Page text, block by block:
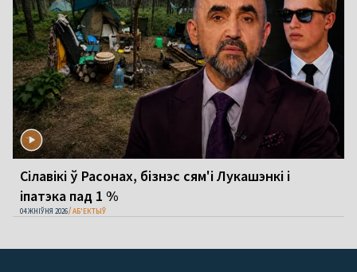
Сілавікі ў Расонах, бізнэс сям'і Лукашэнкі і
іпатэка пад 1 %
04 ЖНІЎНЯ 2026 АБ'ЕКТЫЎ